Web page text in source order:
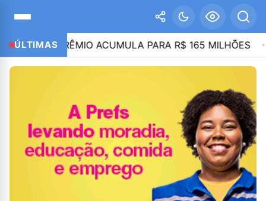
ÚLTIMAS
PRÊMIO ACUMULA PARA R$ 165 MILHÕES 21:46